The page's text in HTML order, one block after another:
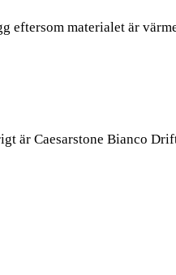
materialet är
är Caesarstone Bianco